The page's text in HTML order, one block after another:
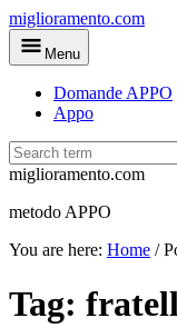
Skip
to
main
miglioramento.com
Menu
Domande APPO
Appo
miglioramento.com
metodo APPO
You are here: Home /
Tag: